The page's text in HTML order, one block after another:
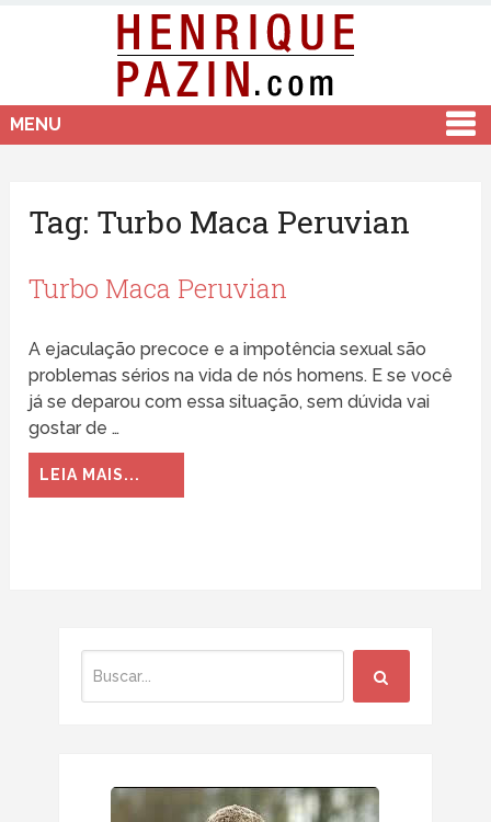
MENU
Tag: Turbo Maca Peruvian
Turbo Maca Peruvian
A ejaculação precoce e a impotência sexual são
problemas sérios na vida de nós homens. E se você
já se deparou com essa situação, sem dúvida vai
gostar de …
LEIA MAIS...